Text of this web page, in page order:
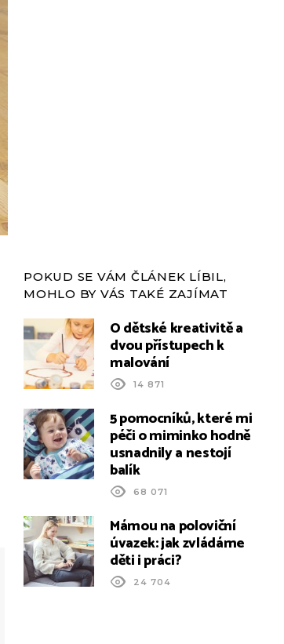
POKUD SE VÁM ČLÁNEK LÍBIL,
MOHLO BY VÁS TAKÉ ZAJÍMAT
O dětské kreativitě a
dvou přístupech k
malování
14 871
5 pomocníků, které mi
péči o miminko hodně
usnadnily a nestojí
balík
68 071
Mámou na poloviční
úvazek: jak zvládáme
děti i práci?
24 704